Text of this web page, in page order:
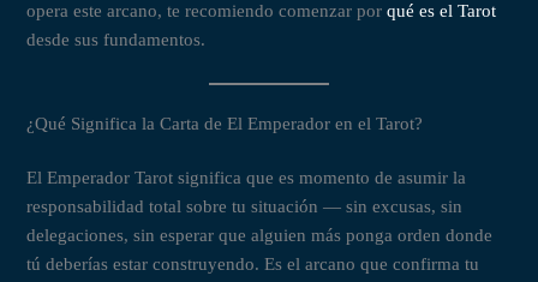
opera este arcano, te recomiendo comenzar porqué es el Tarot
desde sus fundamentos.
¿Qué Significa la Carta de El Emperador en el Tarot?
El Emperador Tarot significa que es momento de asumir la
responsabilidad total sobre tu situación — sin excusas, sin
delegaciones, sin esperar que alguien más ponga orden donde
tú deberías estar construyendo. Es el arcano que confirma tu